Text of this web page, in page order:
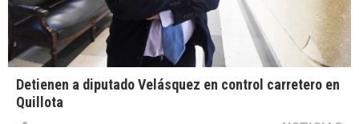
Detienen a diputado Velásquez en control carretero en
Quillota